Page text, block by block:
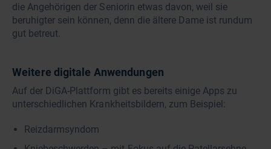
die Angehörigen der Seniorin etwas davon, weil sie
beruhigter sein können, denn die ältere Dame ist rundum
gut betreut.
Weitere digitale Anwendungen
Auf der DiGA-Plattform gibt es bereits einige Apps zu
unterschiedlichen Krankheitsbildern, zum Beispiel:
Reizdarmsyndom